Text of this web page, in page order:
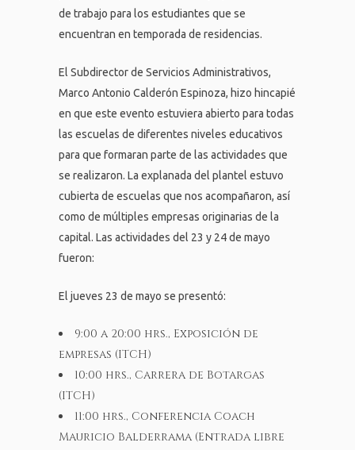
de trabajo para los estudiantes que se
encuentran en temporada de residencias.
El Subdirector de Servicios Administrativos,
Marco Antonio Calderón Espinoza, hizo hincapié
en que este evento estuviera abierto para todas
las escuelas de diferentes niveles educativos
para que formaran parte de las actividades que
se realizaron. La explanada del plantel estuvo
cubierta de escuelas que nos acompañaron, así
como de múltiples empresas originarias de la
capital. Las actividades del 23 y 24 de mayo
fueron:
El jueves 23 de mayo se presentó:
9:00 a 20:00 hrs., Exposición de
empresas (ITCH)
10:00 hrs., Carrera de Botargas
(ITCH)
11:00 hrs., Conferencia Coach
Mauricio Balderrama (Entrada libre